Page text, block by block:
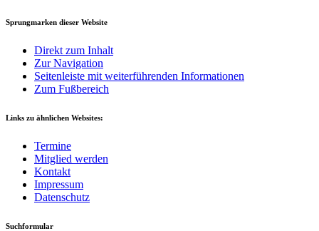
Sprungmarken dieser Website
Direkt zum Inhalt
Zur Navigation
Seitenleiste mit weiterführenden Informationen
Zum Fußbereich
Links zu ähnlichen Websites:
Termine
Mitglied werden
Kontakt
Impressum
Datenschutz
Suchformular